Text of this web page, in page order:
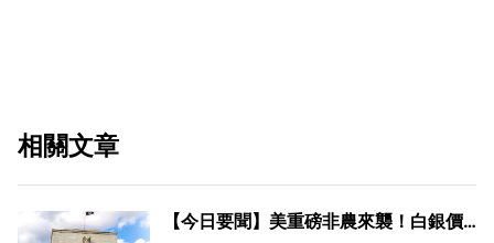
相關文章
【今日要聞】美重磅非農來襲！白銀價